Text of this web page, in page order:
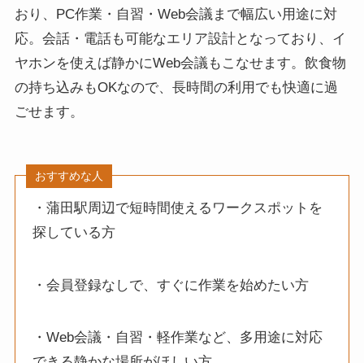
おり、PC作業・自習・Web会議まで幅広い用途に対
応。会話・電話も可能なエリア設計となっており、イ
ヤホンを使えば静かにWeb会議もこなせます。飲食物
の持ち込みもOKなので、長時間の利用でも快適に過
ごせます。
おすすめな人
・蒲田駅周辺で短時間使えるワークスポットを
探している方
・会員登録なしで、すぐに作業を始めたい方
・Web会議・自習・軽作業など、多用途に対応